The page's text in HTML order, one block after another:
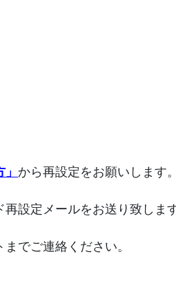
から再設定をお願いします。
設定メールをお送り致します
でご連絡ください。